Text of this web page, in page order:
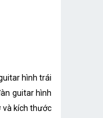
hình trái
guitar hình
và kích thước